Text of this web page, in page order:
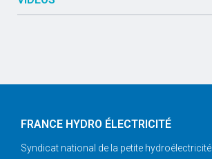
FRANCE HYDRO ÉLECTRICITÉ
Syndicat national de la petite hydroélectricité